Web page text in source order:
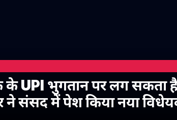
UPI भुगतान पर लग सकता
ने संसद में पेश किया नया